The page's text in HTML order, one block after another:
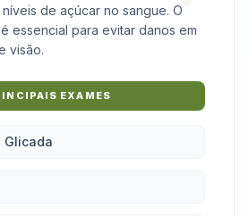
de açúcar no sangue. O
essencial para evitar danos em
visão.
EXAMES
Glicada